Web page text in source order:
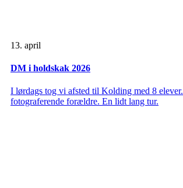
13. april
DM i holdskak 2026
I lørdags tog vi afsted til Kolding med 8
fotograferende forældre. En lidt lang tur.